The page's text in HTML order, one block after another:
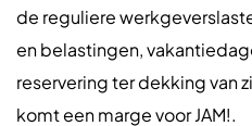
de reguliere
en belastingen,
reservering ter dekking van
komt een marge voor JAM!.